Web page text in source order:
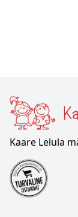
Kaare Lelula